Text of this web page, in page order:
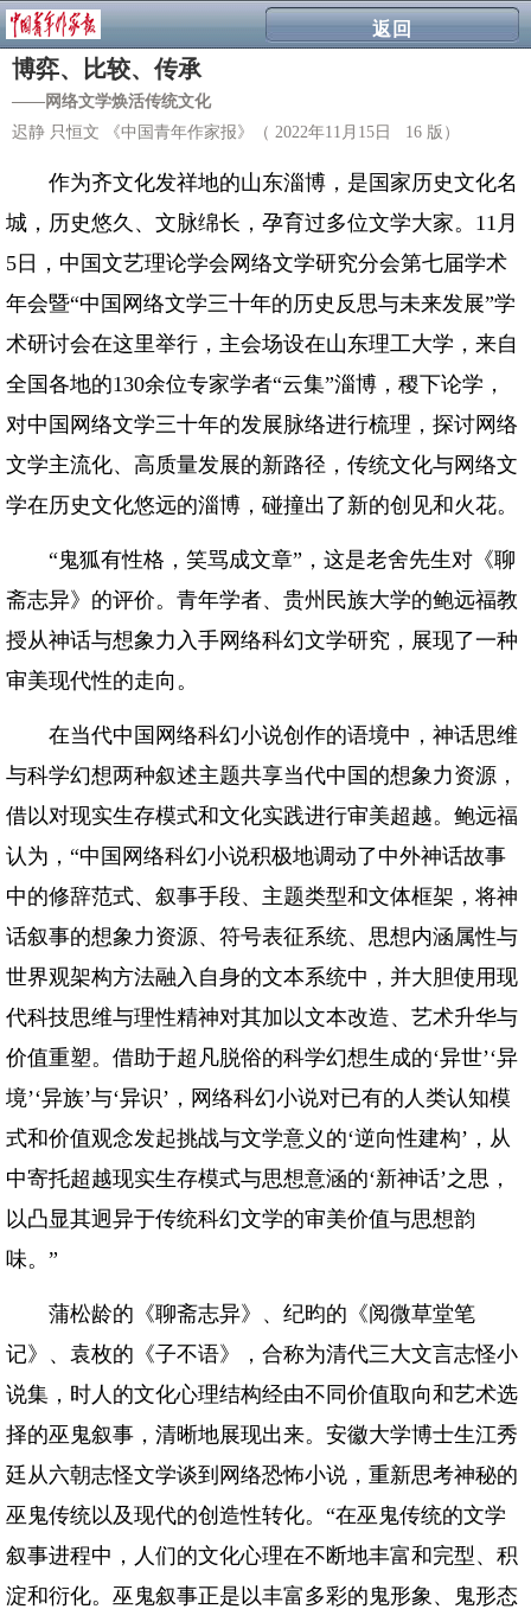
返回
博弈、比较、传承
——网络文学焕活传统文化
迟静 只恒文 《中国青年作家报》（ 2022年11月15日 16 版）
作为齐文化发祥地的山东淄博，是国家历史文化名
城，历史悠久、文脉绵长，孕育过多位文学大家。11月
5日，中国文艺理论学会网络文学研究分会第七届学术
年会暨“中国网络文学三十年的历史反思与未来发展”学
术研讨会在这里举行，主会场设在山东理工大学，来自
全国各地的130余位专家学者“云集”淄博，稷下论学，
对中国网络文学三十年的发展脉络进行梳理，探讨网络
文学主流化、高质量发展的新路径，传统文化与网络文
学在历史文化悠远的淄博，碰撞出了新的创见和火花。
“鬼狐有性格，笑骂成文章”，这是老舍先生对《聊
斋志异》的评价。青年学者、贵州民族大学的鲍远福教
授从神话与想象力入手网络科幻文学研究，展现了一种
审美现代性的走向。
在当代中国网络科幻小说创作的语境中，神话思维
与科学幻想两种叙述主题共享当代中国的想象力资源，
借以对现实生存模式和文化实践进行审美超越。鲍远福
认为，“中国网络科幻小说积极地调动了中外神话故事
中的修辞范式、叙事手段、主题类型和文体框架，将神
话叙事的想象力资源、符号表征系统、思想内涵属性与
世界观架构方法融入自身的文本系统中，并大胆使用现
代科技思维与理性精神对其加以文本改造、艺术升华与
价值重塑。借助于超凡脱俗的科学幻想生成的‘异世’‘异
境’‘异族’与‘异识’，网络科幻小说对已有的人类认知模
式和价值观念发起挑战与文学意义的‘逆向性建构’，从
中寄托超越现实生存模式与思想意涵的‘新神话’之思，
以凸显其迥异于传统科幻文学的审美价值与思想韵
味。”
蒲松龄的《聊斋志异》、纪昀的《阅微草堂笔
记》、袁枚的《子不语》，合称为清代三大文言志怪小
说集，时人的文化心理结构经由不同价值取向和艺术选
择的巫鬼叙事，清晰地展现出来。安徽大学博士生江秀
廷从六朝志怪文学谈到网络恐怖小说，重新思考神秘的
巫鬼传统以及现代的创造性转化。“在巫鬼传统的文学
叙事进程中，人们的文化心理在不断地丰富和完型、积
淀和衍化。巫鬼叙事正是以丰富多彩的鬼形象、鬼形态